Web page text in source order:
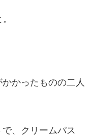
かったものの二人
、クリームパス